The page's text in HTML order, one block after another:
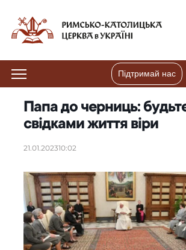
Підтримай нас
Папа до черниць:
свідками життя віри
21.01.202310:02